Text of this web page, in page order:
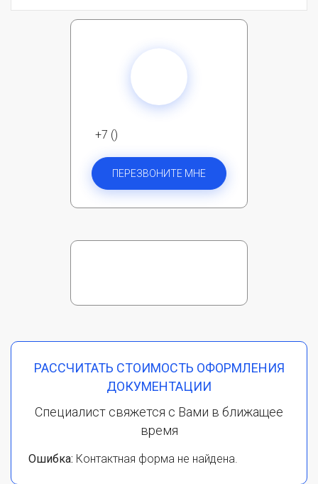
+7 ()
ПЕРЕЗВОНИТЕ МНЕ
РАССЧИТАТЬ СТОИМОСТЬ ОФОРМЛЕНИЯ
ДОКУМЕНТАЦИИ
Специалист свяжется с Вами в ближащее
время
Ошибка: Контактная форма не найдена.